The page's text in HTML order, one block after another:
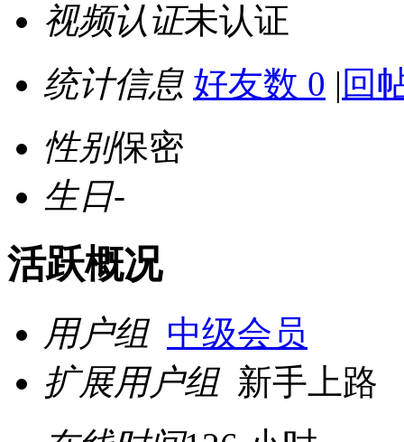
视频认证未认证
统计信息 好友数 0 | 回
性别保密
生日-
活跃概况
用户组 中级会员
扩展用户组 新手上路